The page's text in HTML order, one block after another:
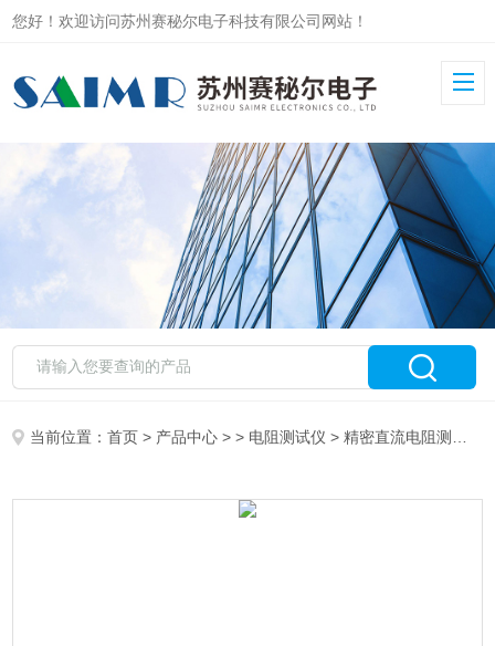
您好！欢迎访问苏州赛秘尔电子科技有限公司网站！
当前位置：首页 > 产品中心 > > 电阻测试仪 > 精密直流电阻测量仪 SMR220